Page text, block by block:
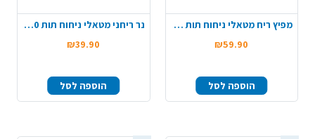
מפיץ ריח מטאלי ניחוח תות 230 מ"ל
₪59.90
הוספה לסל
נר ריחני מטאלי ניחוח תות 200 ג'
₪39.90
הוספה לסל